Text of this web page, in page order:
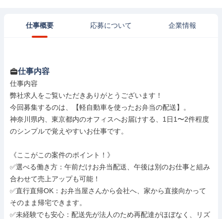
仕事概要 応募について 企業情報
仕事内容
仕事内容
弊社求人をご覧いただきありがとうございます！
今回募集するのは、【軽自動車を使ったお弁当の配送】。
神奈川県内、東京都内のオフィスへお届けする、1日1〜2件程度
のシンプルで覚えやすいお仕事です。
《ここがこの案件のポイント！》
✅選べる働き方：午前だけお弁当配送、午後は別のお仕事と組み
合わせて売上アップも可能！
✅直行直帰OK：お弁当屋さんから会社へ、家から直接向かって
そのまま帰宅できます。
✅未経験でも安心：配送先が法人のため再配達がほぼなく、リズ